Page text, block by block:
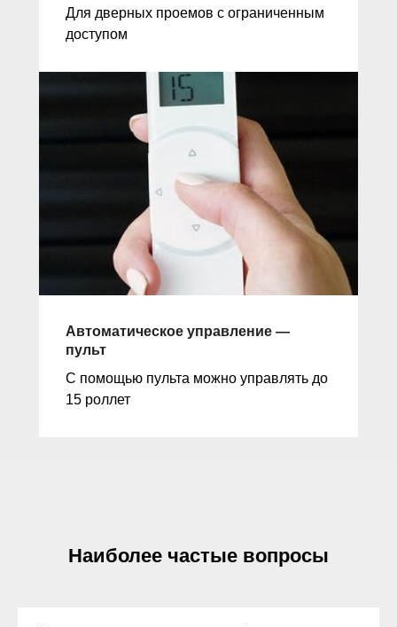
Для дверных проемов с ограниченным
доступом
Автоматическое управление —
пульт
С помощью пульта можно управлять до
15 роллет
Наиболее частые вопросы